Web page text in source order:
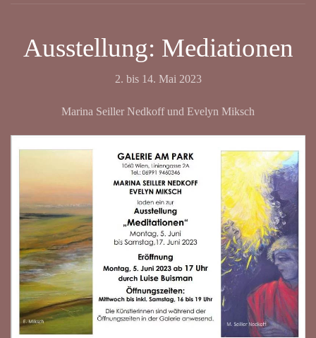
Ausstellung: Mediationen
2. bis 14. Mai 2023
Marina Seiller Nedkoff und Evelyn Miksch